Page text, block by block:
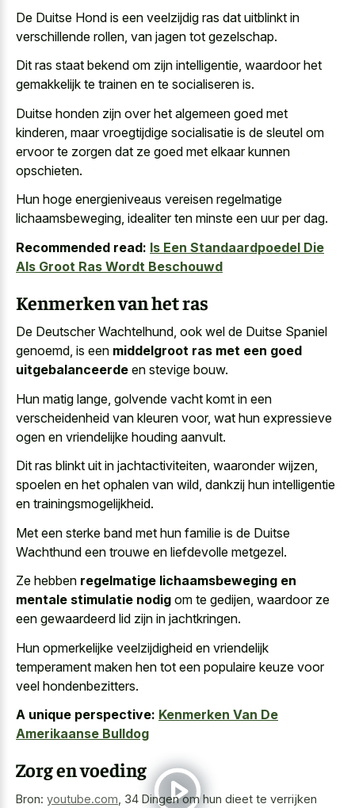
De Duitse Hond is een veelzijdig ras dat uitblinkt in
verschillende rollen, van jagen tot gezelschap.
Dit ras staat bekend om zijn intelligentie, waardoor het
gemakkelijk te trainen en te socialiseren is.
Duitse honden zijn over het algemeen goed met
kinderen, maar vroegtijdige socialisatie is de sleutel om
ervoor te zorgen dat ze goed met elkaar kunnen
opschieten.
Hun hoge energieniveaus vereisen regelmatige
lichaamsbeweging, idealiter ten minste een uur per dag.
Recommended read: Is Een Standaardpoedel Die
Als Groot Ras Wordt Beschouwd
Kenmerken van het ras
De Deutscher Wachtelhund, ook wel de Duitse Spaniel
genoemd, is een middelgroot ras met een goed
uitgebalanceerde en stevige bouw.
Hun matig lange, golvende vacht komt in een
verscheidenheid van kleuren voor, wat hun expressieve
ogen en vriendelijke houding aanvult.
Dit ras blinkt uit in jachtactiviteiten, waaronder wijzen,
spoelen en het ophalen van wild, dankzij hun intelligentie
en trainingsmogelijkheid.
Met een sterke band met hun familie is de Duitse
Wachthund een trouwe en liefdevolle metgezel.
Ze hebben regelmatige lichaamsbeweging en
mentale stimulatie nodig om te gedijen, waardoor ze
een gewaardeerd lid zijn in jachtkringen.
Hun opmerkelijke veelzijdigheid en vriendelijk
temperament maken hen tot een populaire keuze voor
veel hondenbezitters.
A unique perspective: Kenmerken Van De
Amerikaanse Bulldog
Zorg en voeding
Bron: youtube.com 34 Dingen om hun dieet te verrijken